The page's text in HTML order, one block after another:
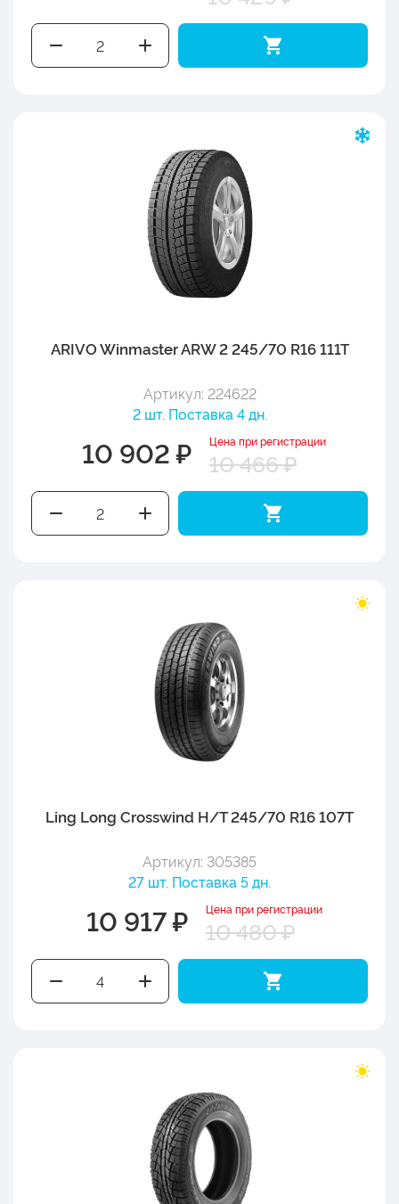
ARIVO Winmaster ARW 2 245/70 R16 111T
Артикул: 224622
2 шт. Поставка 4 дн.
10 902 ₽ Цена при регистрации
10 466 ₽
Ling Long Crosswind H/T 245/70 R16 107T
Артикул: 305385
27 шт. Поставка 5 дн.
10 917 ₽ Цена при регистрации
10 480 ₽